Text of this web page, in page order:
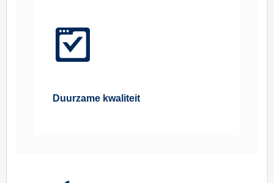
Duurzame kwaliteit